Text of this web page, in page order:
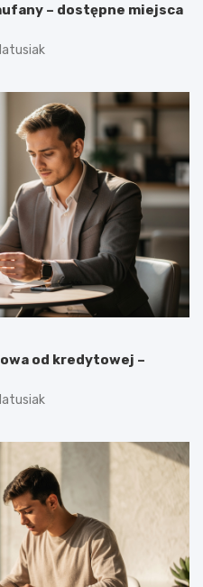
– dostępne miejsca
od kredytowej –